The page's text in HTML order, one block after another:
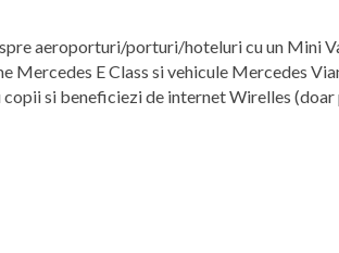
aeroporturi/porturi/hoteluri cu un Mini
Mercedes E Class si vehicule Mercedes
si beneficiezi de internet Wirelles (doar